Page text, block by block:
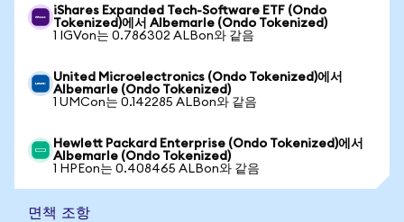
iShares Expanded Tech-Software ETF (Ondo
Tokenized)에서 Albemarle (Ondo Tokenized)
1 IGVon는 0.786302 ALBon와 같음
United Microelectronics (Ondo Tokenized)에서
Albemarle (Ondo Tokenized)
1 UMCon는 0.142285 ALBon와 같음
Hewlett Packard Enterprise (Ondo Tokenized)에서
Albemarle (Ondo Tokenized)
1 HPEon는 0.408465 ALBon와 같음
면책 조항